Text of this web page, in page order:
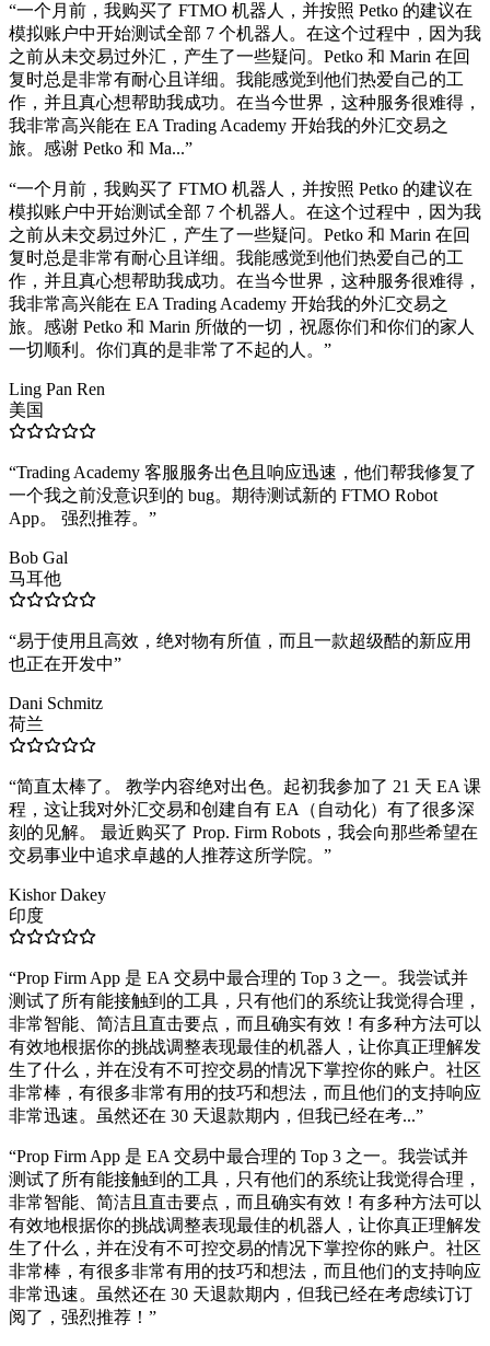
“一个月前，我购买了 FTMO 机器人，并按照 Petko 的建议在
模拟账户中开始测试全部 7 个机器人。在这个过程中，因为我
之前从未交易过外汇，产生了一些疑问。Petko 和 Marin 在回
复时总是非常有耐心且详细。我能感觉到他们热爱自己的工
作，并且真心想帮助我成功。在当今世界，这种服务很难得，
我非常高兴能在 EA Trading Academy 开始我的外汇交易之
旅。感谢 Petko 和 Ma...”
“一个月前，我购买了 FTMO 机器人，并按照 Petko 的建议在
模拟账户中开始测试全部 7 个机器人。在这个过程中，因为我
之前从未交易过外汇，产生了一些疑问。Petko 和 Marin 在回
复时总是非常有耐心且详细。我能感觉到他们热爱自己的工
作，并且真心想帮助我成功。在当今世界，这种服务很难得，
我非常高兴能在 EA Trading Academy 开始我的外汇交易之
旅。感谢 Petko 和 Marin 所做的一切，祝愿你们和你们的家人
一切顺利。你们真的是非常了不起的人。 ”
Ling Pan Ren
美国
“Trading Academy 客服服务出色且响应迅速，他们帮我修复了
一个我之前没意识到的 bug。期待测试新的 FTMO Robot
App。 强烈推荐。 ”
Bob Gal
马耳他
“易于使用且高效，绝对物有所值，而且一款超级酷的新应用
也正在开发中”
Dani Schmitz
荷兰
“简直太棒了。 教学内容绝对出色。起初我参加了 21 天 EA 课
程，这让我对外汇交易和创建自有 EA（自动化）有了很多深
刻的见解。 最近购买了 Prop. Firm Robots，我会向那些希望在
交易事业中追求卓越的人推荐这所学院。 ”
Kishor Dakey
印度
“Prop Firm App 是 EA 交易中最合理的 Top 3 之一。我尝试并
测试了所有能接触到的工具，只有他们的系统让我觉得合理，
非常智能、简洁且直击要点，而且确实有效！有多种方法可以
有效地根据你的挑战调整表现最佳的机器人，让你真正理解发
生了什么，并在没有不可控交易的情况下掌控你的账户。社区
非常棒，有很多非常有用的技巧和想法，而且他们的支持响应
非常迅速。虽然还在 30 天退款期内，但我已经在考...”
“Prop Firm App 是 EA 交易中最合理的 Top 3 之一。我尝试并
测试了所有能接触到的工具，只有他们的系统让我觉得合理，
非常智能、简洁且直击要点，而且确实有效！有多种方法可以
有效地根据你的挑战调整表现最佳的机器人，让你真正理解发
生了什么，并在没有不可控交易的情况下掌控你的账户。社区
非常棒，有很多非常有用的技巧和想法，而且他们的支持响应
非常迅速。虽然还在 30 天退款期内，但我已经在考虑续订订
阅了，强烈推荐！ ”